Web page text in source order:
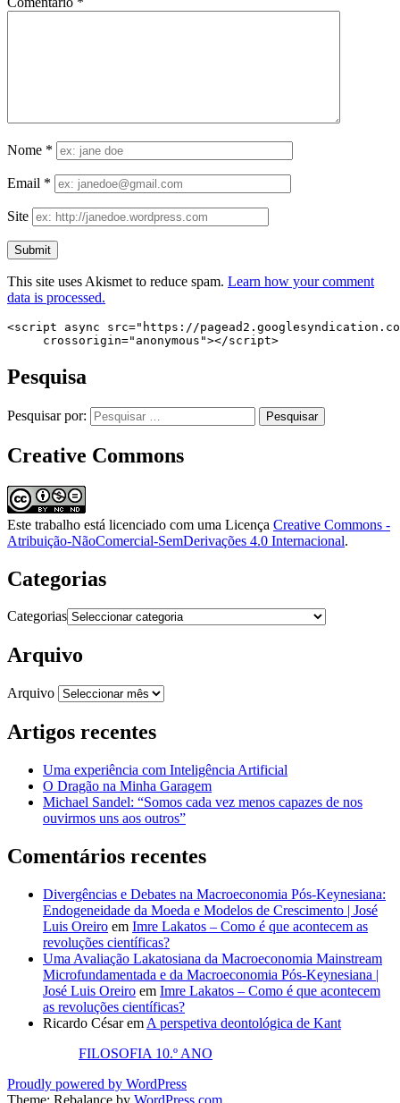
Nome *
Email *
Site
This site uses Akismet to reduce spam. Learn how your comment
data is processed.
<script async src="https://
     crossorigin="anonymous"></script>
Pesquisa
Pesquisar por:
Creative Commons
Este trabalho está licenciado com uma Licença Creative Commons -
Atribuição-NãoComercial-SemDerivações 4.0 Internacional.
Categorias
Categorias
Arquivo
Arquivo
Artigos recentes
Uma experiência com Inteligência Artificial
O Dragão na Minha Garagem
Michael Sandel: “Somos cada vez menos capazes de nos
ouvirmos uns aos outros”
Comentários recentes
Divergências e Debates na Macroeconomia Pós-Keynesiana:
Endogeneidade da Moeda e Modelos de Crescimento | José
Luis Oreiro em Imre Lakatos – Como é que acontecem as
revoluções científicas?
Uma Avaliação Lakatosiana da Macroeconomia Mainstream
Microfundamentada e da Macroeconomia Pós-Keynesiana |
José Luis Oreiro em Imre Lakatos – Como é que acontecem
as revoluções científicas?
Ricardo Césarem A perspetiva deontológica de Kant
FILOSOFIA 10.º ANO
Proudly powered by WordPress
Theme: Rebalance by WordPress.com